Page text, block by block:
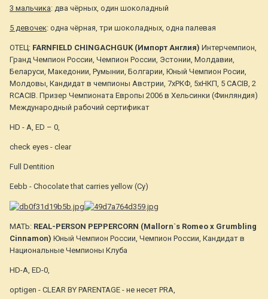
3 мальчика: два чёрных, один шоколадный
5 девочек: одна чёрная, три шоколадных, одна палевая
ОТЕЦ: FARNFIELD CHINGACHGUK (Импорт Англия) Интерчемпион,
Гранд Чемпион России, Чемпион России, Эстонии, Молдавии,
Беларуси, Македонии, Румынии, Болгарии, Юный Чемпион Росии,
Молдовы, Кандидат в чемпионы Австрии, 7xРКФ, 5xНКП, 5 CACIB, 2
RCACIB. Призер Чемпионата Европы 2006 в Хельсинки (Финляндия)
Международный рабочий сертификат
HD - A, ED – 0,
check eyes - clear
Full Dentition
Eebb - Chocolate that carries yellow (Cy)
МАТЬ: REAL-PERSON PEPPERCORN (Mallorn`s Romeo х Grumbling
Cinnamon) Юный Чемпион России, Чемпион России, Кандидат в
Национальные Чемпионы Клуба
HD-A, ED-0,
optigen - CLEAR BY PARENTAGE - не несет PRA,